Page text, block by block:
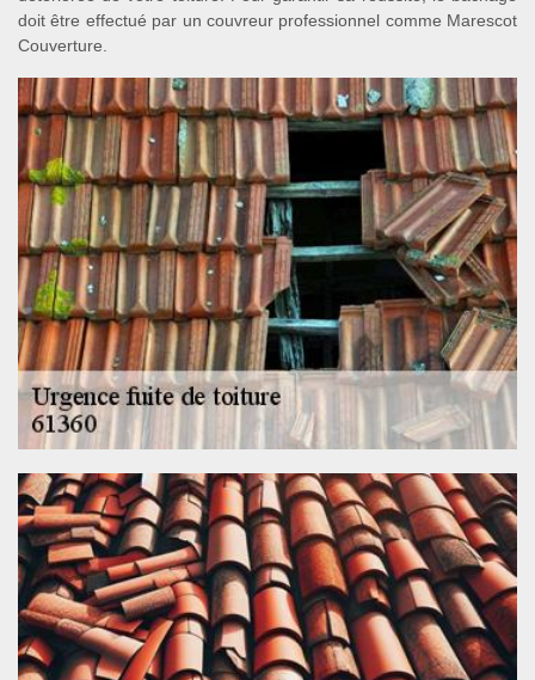
doit être effectué par un couvreur professionnel comme Marescot
Couverture.